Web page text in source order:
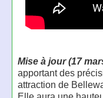
Mise à jour (17
apportant des
attraction de